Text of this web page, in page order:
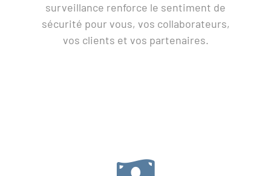
surveillance renforce le sentiment de
sécurité pour vous, vos collaborateurs,
vos clients et vos partenaires.